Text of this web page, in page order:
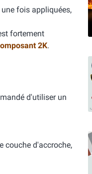
fois appliquées,
fortement
2K.
d'utiliser un
couche d'accroche,